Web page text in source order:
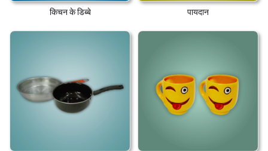
किचन के डिब्बे पायदान